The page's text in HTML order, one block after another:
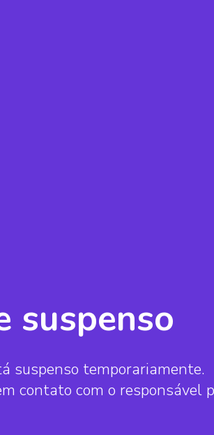
suspenso
suspenso temporariamente.
contato com o responsável